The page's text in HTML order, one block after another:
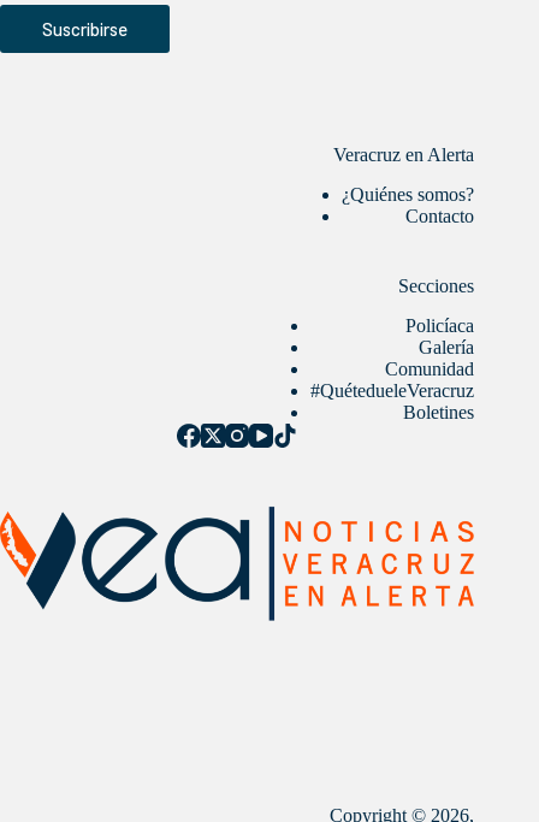
Suscribirse
Veracruz en Alerta
¿Quiénes somos?
Contacto
Secciones
Policíaca
Galería
Comunidad
#QuétedueleVeracruz
Boletines
Copyright © 2026,